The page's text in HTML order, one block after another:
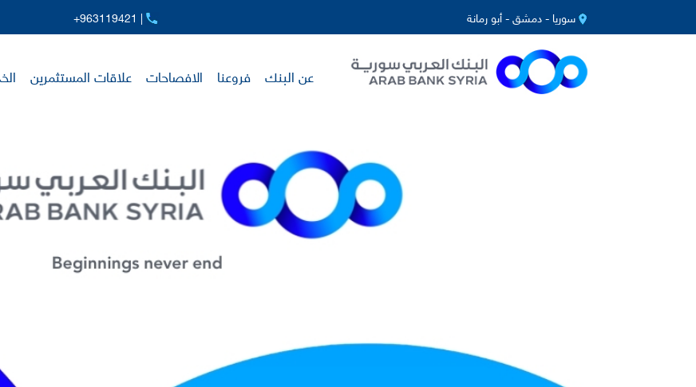
سوريا - دمشق - أبو رمانة +963119421 |
عن البنك فروعنا الافصاحات علاقات المستثمرين